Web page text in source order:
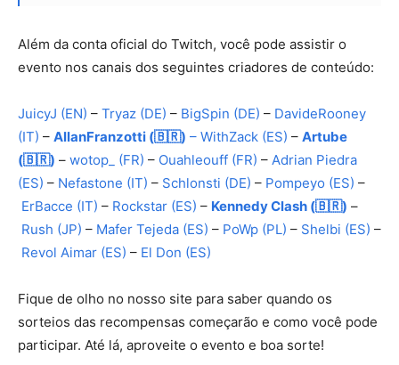
Além da conta oficial do Twitch, você pode assistir o
evento nos canais dos seguintes criadores de conteúdo:
JuicyJ (EN) – Tryaz (DE) – BigSpin (DE) – DavideRooney
(IT) – AllanFranzotti (🇧🇷) – WithZack (ES) – Artube
(🇧🇷) – wotop_ (FR) – Ouahleouff (FR) – Adrian Piedra
(ES) – Nefastone (IT) – Schlonsti (DE) – Pompeyo (ES) –
ErBacce (IT) – Rockstar (ES) – Kennedy Clash (🇧🇷) –
Rush (JP) – Mafer Tejeda (ES) – PoWp (PL) – Shelbi (ES) –
Revol Aimar (ES) – El Don (ES)
Fique de olho no nosso site para saber quando os
sorteios das recompensas começarão e como você pode
participar. Até lá, aproveite o evento e boa sorte!